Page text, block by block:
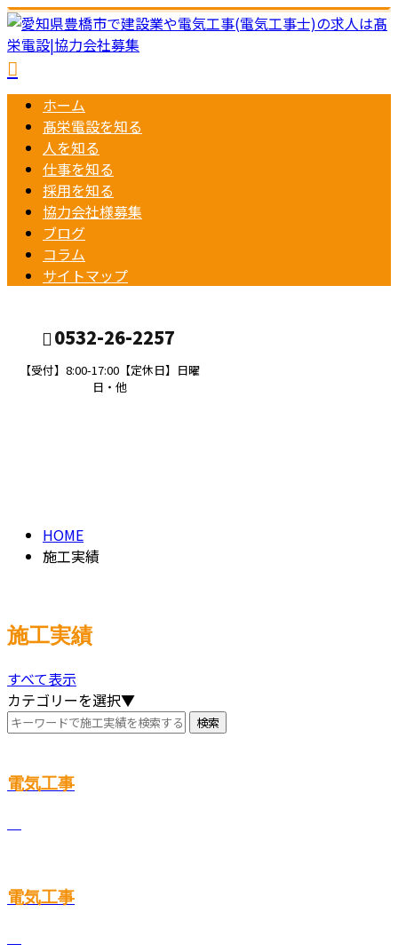
ホーム
髙栄電設を知る
人を知る
仕事を知る
採用を知る
協力会社様募集
ブログ
コラム
サイトマップ
0532-26-2257
【受付】8:00-17:00【定休日】日曜
日・他
HOME
施工実績
施工実績
すべて表示
カテゴリーを選択▼
電気工事
電気工事